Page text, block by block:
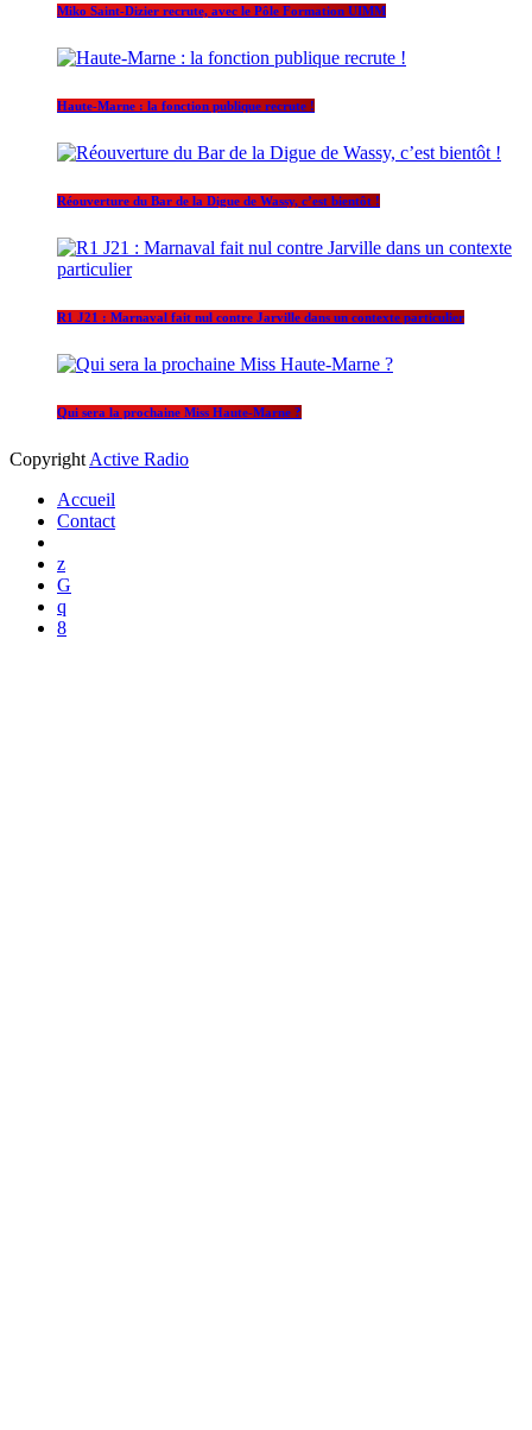
Miko Saint-Dizier recrute, avec le Pôle Formation UIMM
Haute-Marne : la fonction publique recrute !
Réouverture du Bar de la Digue de Wassy, c’est bientôt !
R1 J21 : Marnaval fait nul contre Jarville dans un contexte particulier
Qui sera la prochaine Miss Haute-Marne ?
Copyright Active Radio
Accueil
Contact